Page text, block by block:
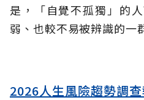
是，「自覺不孤獨」的
弱、也較不易被辨識的一
2026人生風險趨勢調